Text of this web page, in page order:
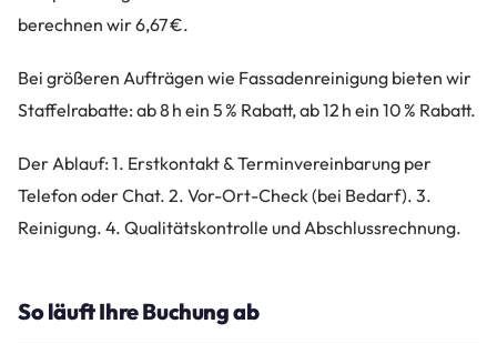
berechnen wir 6,67 €.
Bei größeren Aufträgen wie Fassadenreinigung bieten wir
Staffelrabatte: ab 8 h ein 5 % Rabatt, ab 12 h ein 10 % Rabatt.
Der Ablauf: 1. Erstkontakt & Terminvereinbarung per
Telefon oder Chat. 2. Vor-Ort-Check (bei Bedarf). 3.
Reinigung. 4. Qualitätskontrolle und Abschlussrechnung.
So läuft Ihre Buchung ab